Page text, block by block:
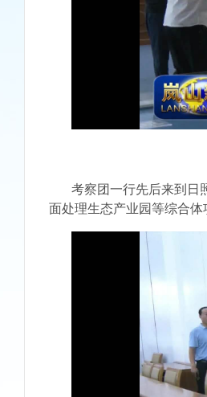
考察团一行先后来到日
面处理生态产业园 等综合体